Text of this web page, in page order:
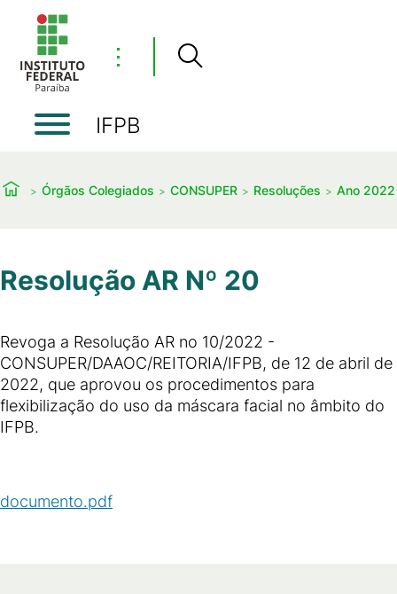
⋮
IFPB
Órgãos Colegiados CONSUPER Resoluções Ano 2022
Resolução AR Nº 20
Revoga a Resolução AR no 10/2022 -
CONSUPER/DAAOC/REITORIA/IFPB, de 12 de abril de
2022, que aprovou os procedimentos para
flexibilização do uso da máscara facial no âmbito do
IFPB.
documento.pdf